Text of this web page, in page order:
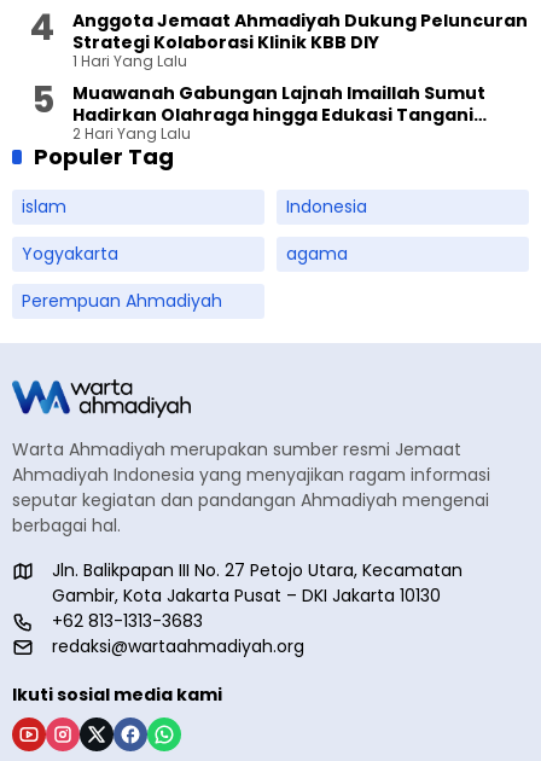
Anggota Jemaat Ahmadiyah Dukung Peluncuran
Strategi Kolaborasi Klinik KBB DIY
1 Hari Yang Lalu
Muawanah Gabungan Lajnah Imaillah Sumut
Hadirkan Olahraga hingga Edukasi Tangani
Sampah
2 Hari Yang Lalu
Populer Tag
islam
Indonesia
Yogyakarta
agama
Perempuan Ahmadiyah
Warta Ahmadiyah merupakan sumber resmi Jemaat
Ahmadiyah Indonesia yang menyajikan ragam informasi
seputar kegiatan dan pandangan Ahmadiyah mengenai
berbagai hal.
Jln. Balikpapan III No. 27 Petojo Utara, Kecamatan
Gambir, Kota Jakarta Pusat – DKI Jakarta 10130
+62 813-1313-3683
redaksi@wartaahmadiyah.org
Ikuti sosial media kami